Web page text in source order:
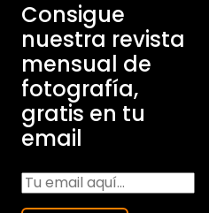
Consigue
nuestra revista
mensual de
fotografía,
gratis en tu
email